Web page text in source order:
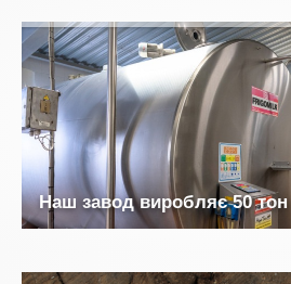
Наш завод виробляє 50 тон